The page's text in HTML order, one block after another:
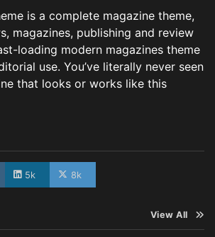
is a complete magazine theme,
magazines, publishing and review
loading modern magazines theme
use. You’ve literally never seen
that looks or works like this
5k 8k
View All